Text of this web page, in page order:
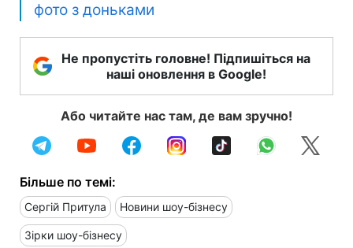
фото з доньками
Не пропустіть головне! Підпишіться на
наші оновлення в Google!
Або читайте нас там, де вам зручно!
Більше по темі:
Сергій Притула Новини шоу-бізнесу
Зірки шоу-бізнесу